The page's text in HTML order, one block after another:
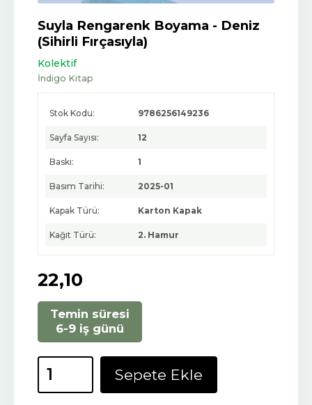
Suyla Rengarenk Boyama - Deniz
(Sihirli Fırçasıyla)
Kolektif
İndigo Kitap
Stok Kodu: 9786256149236
Sayfa Sayısı: 12
Baskı: 1
Basım Tarihi: 2025-01
Kapak Türü: Karton Kapak
Kağıt Türü: 2. Hamur
22,10
Temin süresi
6-9 iş günü
Sepete Ekle